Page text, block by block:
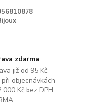
zdarma
již od 95 Kč
při objednávkách
Kč bez DPH